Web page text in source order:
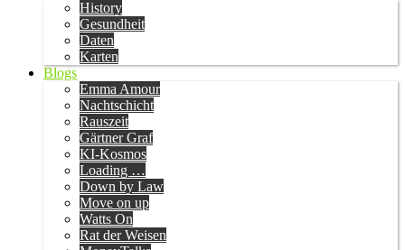
History
Gesundheit
Daten
Karten
Blogs
Emma Amour
Nachtschicht
Rauszeit
Gärtner Graf
KI-Kosmos
Loading …
Down by Law
Move on up
Watts On
Rat der Weisen